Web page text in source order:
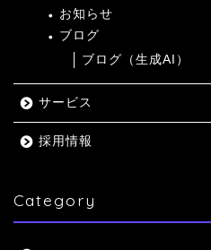
お知らせ
ブログ
ブログ（生成AI）
サービス
採用情報
Category